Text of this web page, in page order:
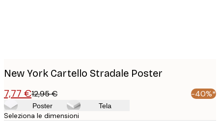
New York Cartello Stradale Poster
7,77 €12,95 € -40%*
Poster Tela
Seleziona le dimensioni